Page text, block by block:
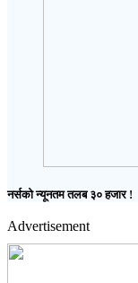
नर्सको न्यूनतम तलब ३० हजार !
Advertisement